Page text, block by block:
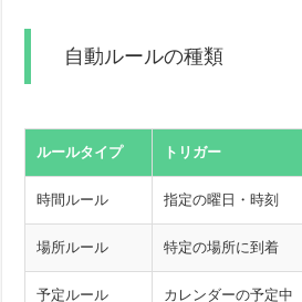
自動ルールの種類
ルールタイプ トリガー
時間ルール 指定の曜日・時刻
場所ルール 特定の場所に到着
予定ルール カレンダーの予定中